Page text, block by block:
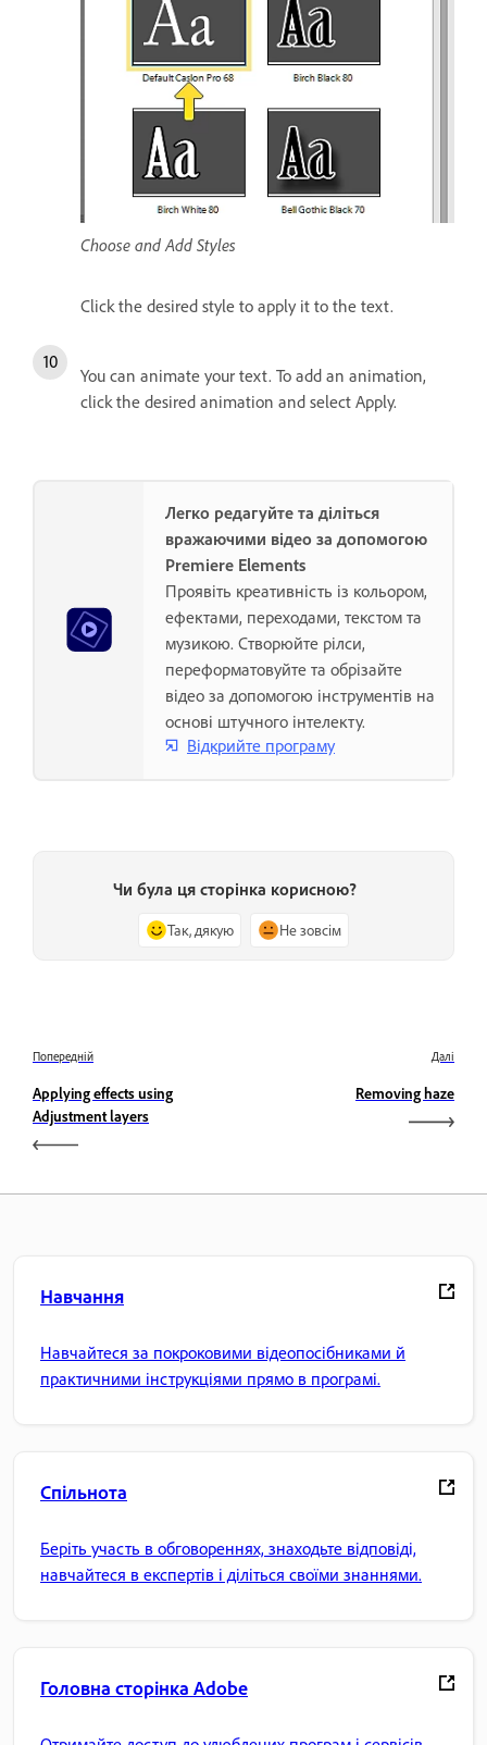
Choose and Add Styles
Click the desired style to apply it to the text.
You can animate your text. To add an animation,
click the desired animation and select Apply.
Легко редагуйте та діліться
вражаючими відео за допомогою
Premiere Elements
Проявіть креативність із кольором,
ефектами, переходами, текстом та
музикою. Створюйте рілси,
переформатовуйте та обрізайте
відео за допомогою інструментів на
основі штучного інтелекту.
Відкрийте програму
Чи була ця сторінка корисною?
Так, дякую Не зовсім
Попередній
Applying effects using
Adjustment layers
Далі
Removing haze
Навчання
Навчайтеся за покроковими відеопосібниками й
практичними інструкціями прямо в програмі.
Спільнота
Беріть участь в обговореннях, знаходьте відповіді,
навчайтеся в експертів і діліться своїми знаннями.
Головна сторінка Adobe